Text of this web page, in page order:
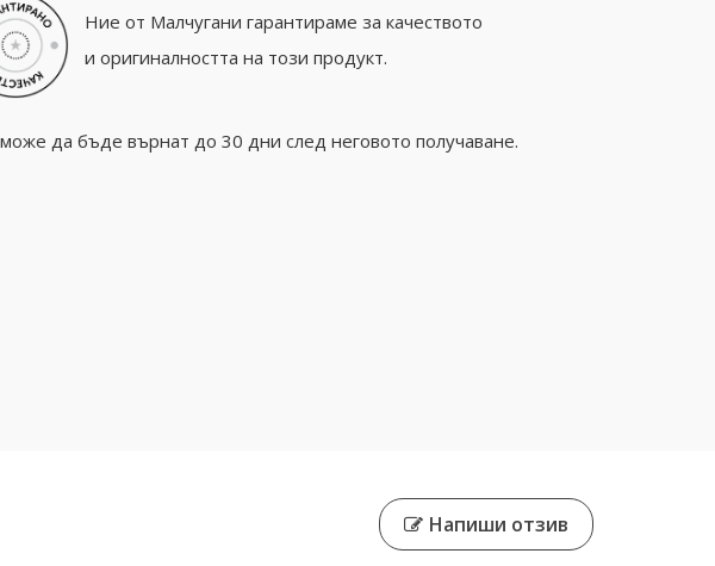
Ние от Малчугани гарантираме за качеството
и оригиналността на този продукт.
да бъде върнат до 30 дни след неговото получаване.
Напиши отзив